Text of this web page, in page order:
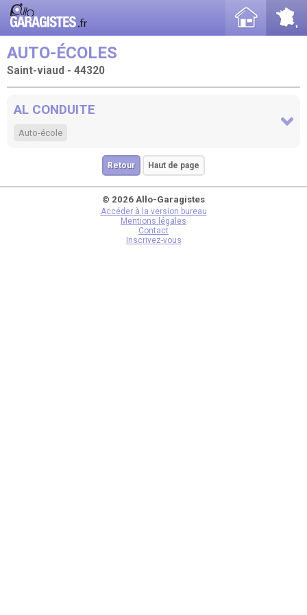
AUTO-ÉCOLES
Saint-viaud - 44320
AL CONDUITE
Auto-école
Retour Haut de page
© 2026 Allo-Garagistes
Accéder à la version bureau
Mentions légales
Contact
Inscrivez-vous